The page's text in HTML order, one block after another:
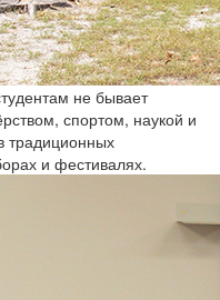
не бывает
спортом, наукой и
традиционных
и фестивалях.